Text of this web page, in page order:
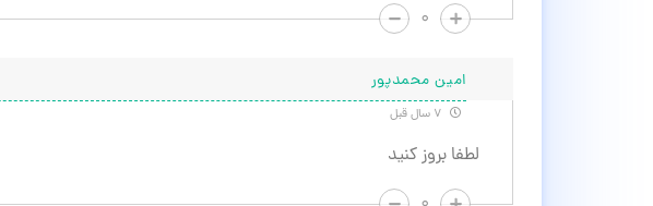
۰
امین محمدپور
لطفا بروز کنید